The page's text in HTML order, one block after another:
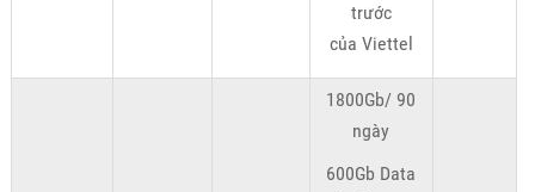
trước
của Viettel
1800Gb/ 90
ngày
600Gb Data